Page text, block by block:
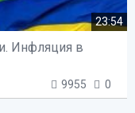
23:54
Инфляция в
9955 0